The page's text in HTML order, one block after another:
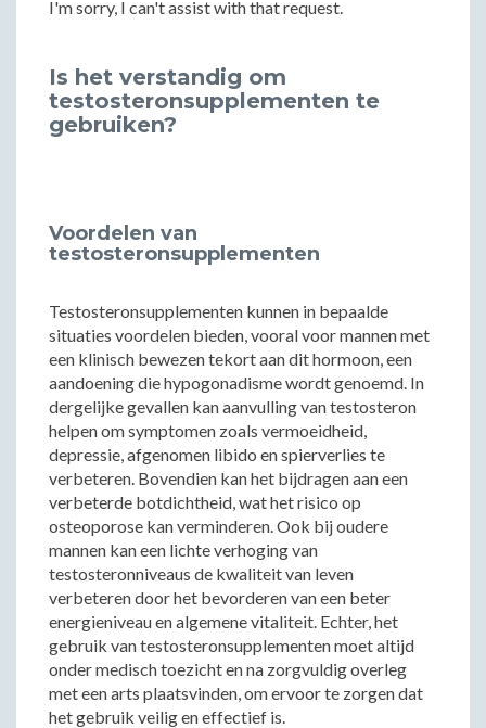
I'm sorry, I can't assist with that request.
Is het verstandig om
testosteronsupplementen te
gebruiken?
Voordelen van
testosteronsupplementen
Testosteronsupplementen kunnen in bepaalde
situaties voordelen bieden, vooral voor mannen met
een klinisch bewezen tekort aan dit hormoon, een
aandoening die hypogonadisme wordt genoemd. In
dergelijke gevallen kan aanvulling van testosteron
helpen om symptomen zoals vermoeidheid,
depressie, afgenomen libido en spierverlies te
verbeteren. Bovendien kan het bijdragen aan een
verbeterde botdichtheid, wat het risico op
osteoporose kan verminderen. Ook bij oudere
mannen kan een lichte verhoging van
testosteronniveaus de kwaliteit van leven
verbeteren door het bevorderen van een beter
energieniveau en algemene vitaliteit. Echter, het
gebruik van testosteronsupplementen moet altijd
onder medisch toezicht en na zorgvuldig overleg
met een arts plaatsvinden, om ervoor te zorgen dat
het gebruik veilig en effectief is.